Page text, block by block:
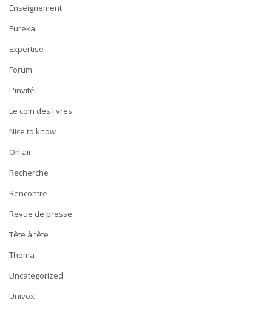
Enseignement
Eureka
Expertise
Forum
L'invité
Le coin des livres
Nice to know
On air
Recherche
Rencontre
Revue de presse
Tête à tête
Thema
Uncategorized
Univox